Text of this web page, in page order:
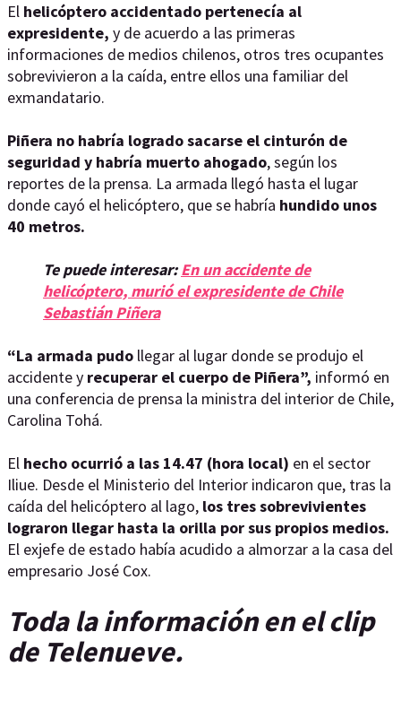
El helicóptero accidentado pertenecía al
expresidente, y de acuerdo a las primeras
informaciones de medios chilenos, otros tres ocupantes
sobrevivieron a la caída, entre ellos una familiar del
exmandatario.
Piñera no habría logrado sacarse el cinturón de
seguridad y habría muerto ahogado, según los
reportes de la prensa. La armada llegó hasta el lugar
donde cayó el helicóptero, que se habría hundido unos
40 metros.
Te puede interesar:En un accidente de
helicóptero, murió el expresidente de Chile
Sebastián Piñera
“La armada pudo llegar al lugar donde se produjo el
accidente y recuperar el cuerpo de Piñera”, informó en
una conferencia de prensa la ministra del interior de Chile,
Carolina Tohá.
El hecho ocurrió a las 14.47 (hora local) en el sector
Iliue. Desde el Ministerio del Interior indicaron que, tras la
caída del helicóptero al lago, los tres sobrevivientes
lograron llegar hasta la orilla por sus propios medios.
El exjefe de estado había acudido a almorzar a la casa del
empresario José Cox.
Toda la información en el clip
de Telenueve.